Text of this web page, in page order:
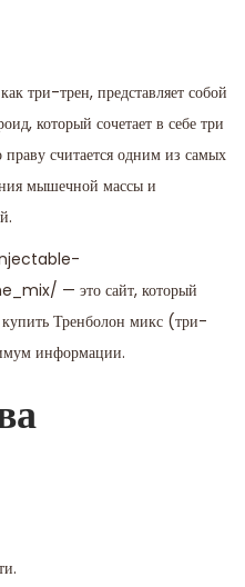
три-трен, представляет собой
который сочетает в себе три
считается одним из самых
мышечной массы и
— это сайт, который
купить Тренболон микс (три-
информации.